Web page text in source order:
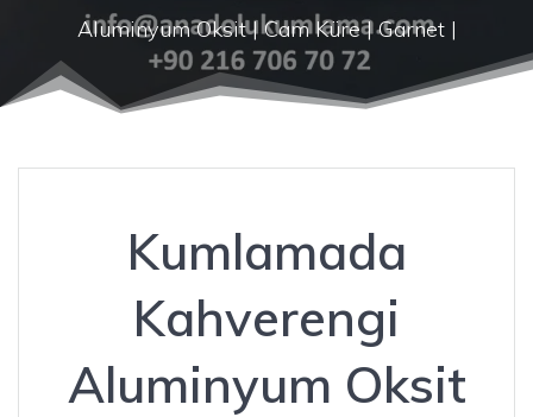
Aluminyum Oksit | Cam Küre | Garnet |
Kumlamada
Kahverengi
Aluminyum Oksit